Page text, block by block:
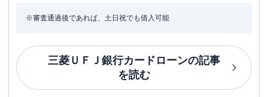
※審査通過後であれば、土日祝でも借入可能
三菱ＵＦＪ銀行カードローンの記事
を読む